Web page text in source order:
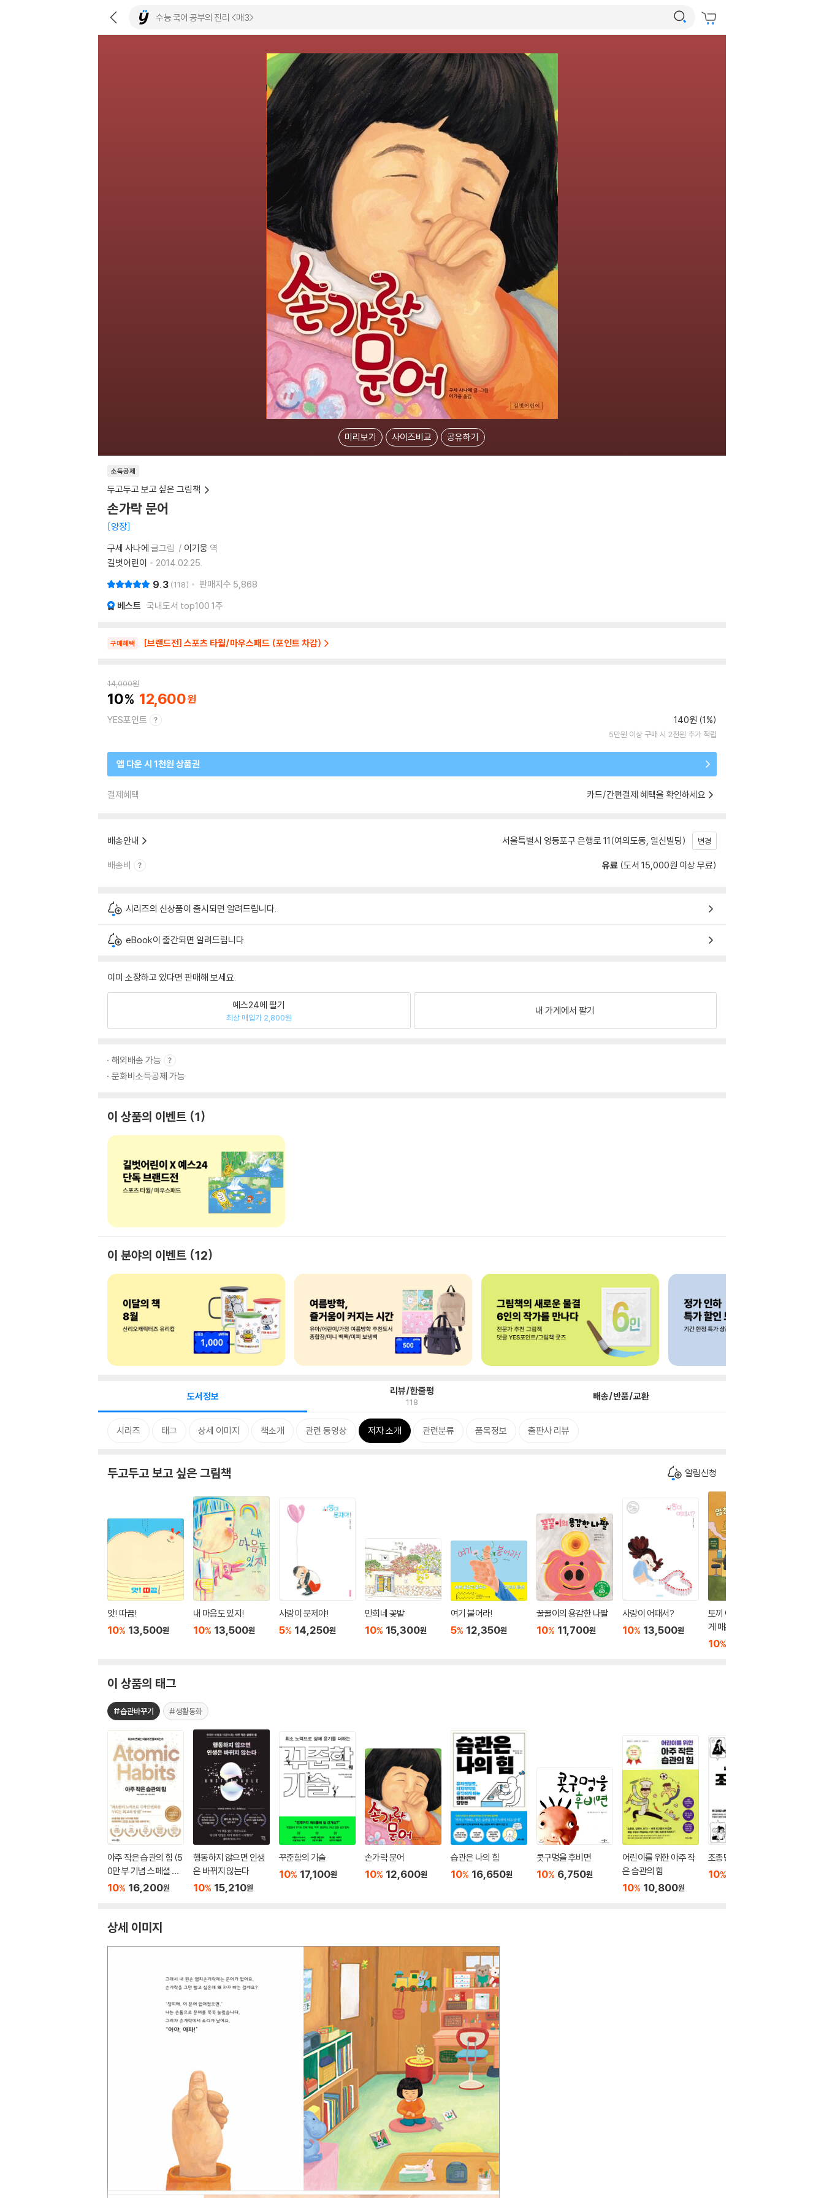
미리보기 사이즈비교 공유하기
소득공제
두고두고 보고 싶은 그림책
손가락 문어
양장
구세 사나에 글그림 이기웅 역
길벗어린이
2014.02.25.
9.3 118 판매지수 5,868
베스트 국내도서 top100 1주
구매혜택 [브랜드전] 스포츠 타월/마우스패드 (포인트 차감)
14,000원
10 12,600
YES포인트 140원 (1%)
5만원 이상 구매 시 2천원 추가 적립
앱 다운 시 1천원 상품권
결제혜택 카드/간편결제 혜택을 확인하세요
배송안내 서울특별시 영등포구 은행로 11(여의도동, 일신빌딩) 변경
배송비 유료 (도서 15,000원 이상 무료)
시리즈의 신상품이 출시되면 알려드립니다.
eBook이 출간되면 알려드립니다.
이미 소장하고 있다면 판매해 보세요.
예스24에 팔기
최상 매입가 2,800원
내 가게에서 팔기
해외배송 가능
문화비소득공제 가능
이 상품의 이벤트 1
이 분야의 이벤트 12
도서정보 리뷰/한줄평
118 배송/반품/교환
시리즈 태그 상세 이미지 책소개 관련 동영상 저자 소개 관련분류 품목정보 출판사 리뷰
두고두고 보고 싶은 그림책 알림신청
앗! 따끔!
10% 13,500원
내 마음도 있지!
10% 13,500원
사랑이 문제야!
5% 14,250원
만희네 꽃밭
10% 15,300원
여기 붙어라!
5% 12,350원
꿀꿀이의 용감한 나팔
10% 11,700원
사랑이 어때서?
10% 13,500원
토끼 아저씨네 엄청나
게 매운 카레
10%
이 상품의 태그
#습관바꾸기 #생활동화
아주 작은 습관의 힘 (5
0만 부 기념 스페셜 에
디션)
10% 16,200원
행동하지 않으면 인생
은 바뀌지 않는다
10% 15,210원
꾸준함의 기술
10% 17,100원
손가락 문어
10% 12,600원
습관은 나의 힘
10% 16,650원
콧구멍을 후비면
10% 6,750원
어린이를 위한 아주 작
은 습관의 힘
10% 10,800원
조종당하는 인간
10%
상세 이미지